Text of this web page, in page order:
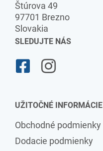
Štúrova 49
97701 Brezno
Slovakia
SLEDUJTE NÁS
UŽITOČNÉ INFORMÁCIE
Obchodné podmienky
Dodacie podmienky